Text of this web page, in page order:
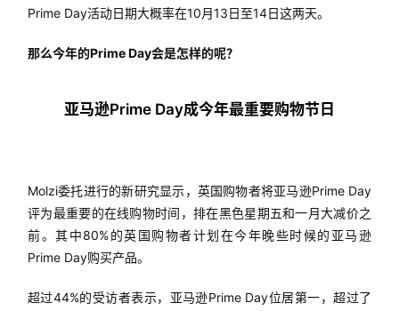
页
广
Prime Day活动日期大概率在10月13日至14日这两天。
那么今年的Prime Day会是怎样的呢？
亚马逊Prime Day成今年最重要购物节日
Molzi委托进行的新研究显示，英国购物者将亚马逊Prime Day
评为最重要的在线购物时间，排在黑色星期五和一月大减价之
前。其中80%的英国购物者计划在今年晚些时候的亚马逊
Prime Day购买产品。
超过44%的受访者表示，亚马逊Prime Day位居第一，超过了